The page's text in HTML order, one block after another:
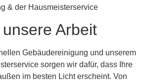
& der Hausmeisterservice
Arbeit
Gebäudereinigung und unserem
sorgen wir dafür, dass Ihre
im besten Licht erscheint. Von